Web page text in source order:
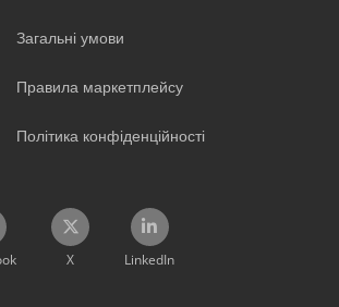
Загальні умови
Правила маркетплейсу
Політика конфіденційності
X LinkedIn